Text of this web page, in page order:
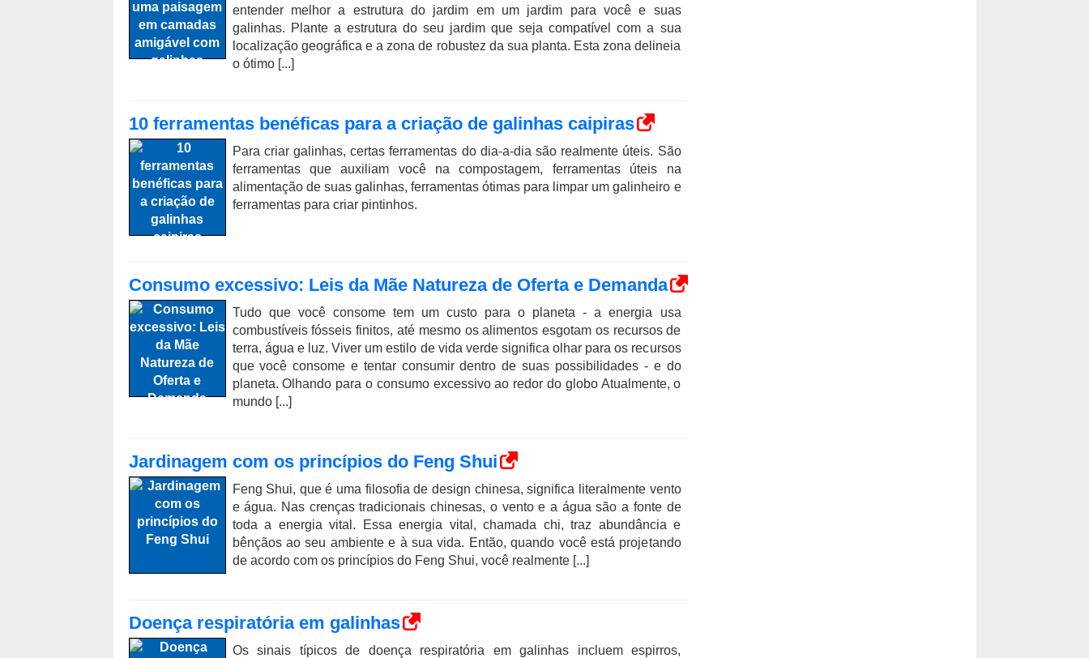
entender melhor a estrutura do jardim em um jardim para você e suas
galinhas. Plante a estrutura do seu jardim que seja compatível com a sua
localização geográfica e a zona de robustez da sua planta. Esta zona delineia
o ótimo [...]
10 ferramentas benéficas para a criação de galinhas caipiras
Para criar galinhas, certas ferramentas do dia-a-dia são realmente úteis. São
ferramentas que auxiliam você na compostagem, ferramentas úteis na
alimentação de suas galinhas, ferramentas ótimas para limpar um galinheiro e
ferramentas para criar pintinhos.
Consumo excessivo: Leis da Mãe Natureza de Oferta e Demanda
Tudo que você consome tem um custo para o planeta - a energia usa
combustíveis fósseis finitos, até mesmo os alimentos esgotam os recursos de
terra, água e luz. Viver um estilo de vida verde significa olhar para os recursos
que você consome e tentar consumir dentro de suas possibilidades - e do
planeta. Olhando para o consumo excessivo ao redor do globo Atualmente, o
mundo [...]
Jardinagem com os princípios do Feng Shui
Feng Shui, que é uma filosofia de design chinesa, significa literalmente vento
e água. Nas crenças tradicionais chinesas, o vento e a água são a fonte de
toda a energia vital. Essa energia vital, chamada chi, traz abundância e
bênçãos ao seu ambiente e à sua vida. Então, quando você está projetando
de acordo com os princípios do Feng Shui, você realmente [...]
Doença respiratória em galinhas
Os sinais típicos de doença respiratória em galinhas incluem espirros,